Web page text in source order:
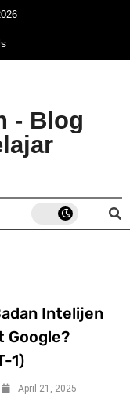
- Blog
Intelijen
Google?
1)
April 21, 2025